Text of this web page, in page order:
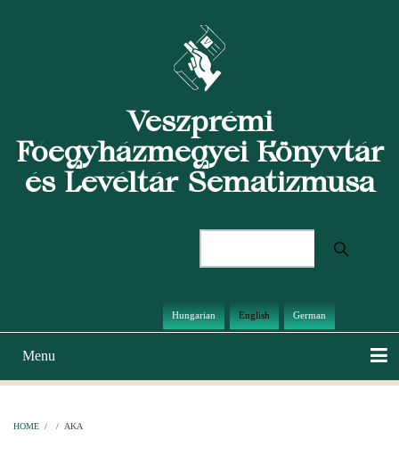
Veszprémi
Főegyházmegyei Könyvtár
és Levéltár Sematizmusa
Hungarian English German
Main
navigation
Menu
HOME / / AKA